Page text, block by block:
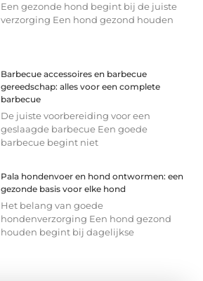
Een gezonde hond begint bij de juiste
verzorging Een hond gezond houden
Barbecue accessoires en barbecue
gereedschap: alles voor een complete
barbecue
De juiste voorbereiding voor een
geslaagde barbecue Een goede
barbecue begint niet
Pala hondenvoer en hond ontwormen: een
gezonde basis voor elke hond
Het belang van goede
hondenverzorging Een hond gezond
houden begint bij dagelijkse